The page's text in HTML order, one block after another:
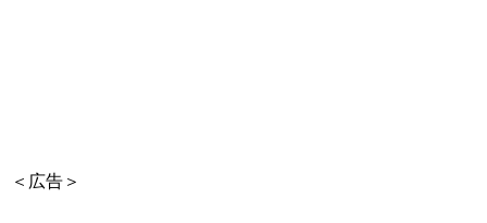
＜広告＞